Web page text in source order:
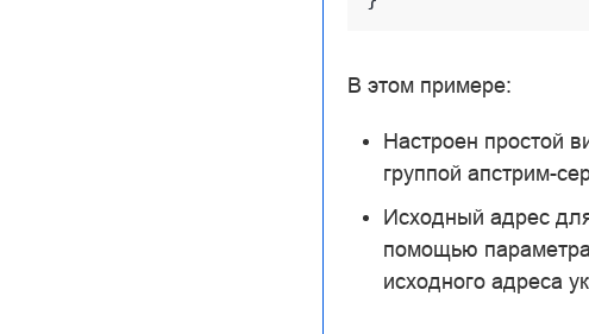
В этом примере:
Настроен простой
группой апстрим-
Исходный адрес
помощью параметра
исходного адреса